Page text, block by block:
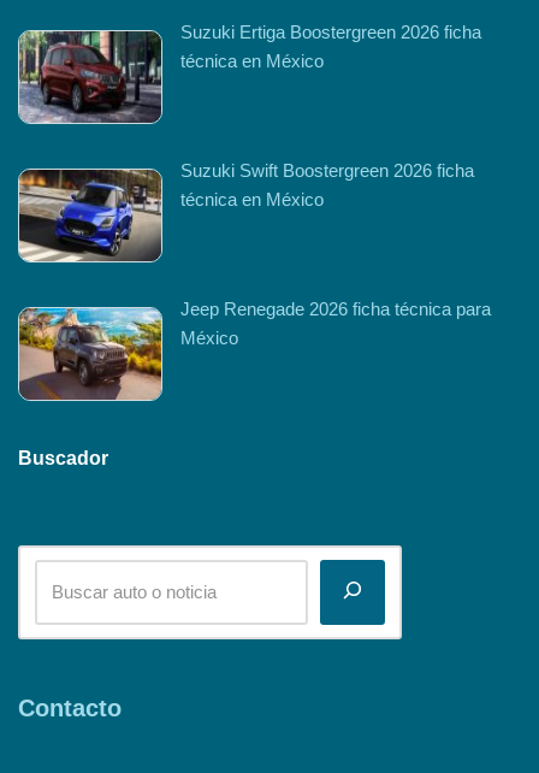
Suzuki Ertiga Boostergreen 2026 ficha
técnica en México
Suzuki Swift Boostergreen 2026 ficha
técnica en México
Jeep Renegade 2026 ficha técnica para
México
Buscador
Contacto